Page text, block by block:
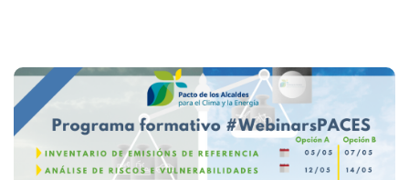
Acciones formativas en línea #WebinarsPACES